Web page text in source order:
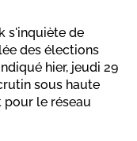
s'inquiète de
des élections
hier, jeudi 29
sous haute
le réseau